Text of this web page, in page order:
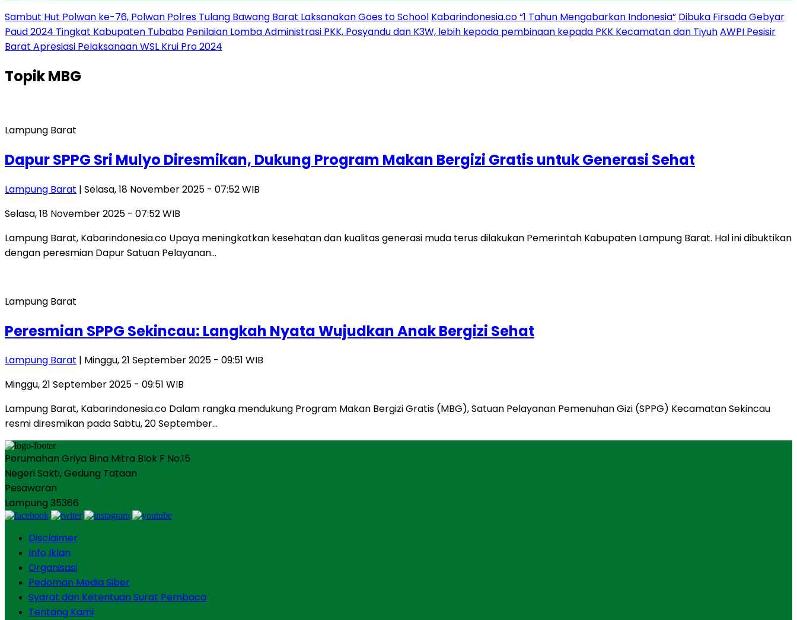
Sambut Hut Polwan ke-76, Polwan Polres Tulang Bawang Barat Laksanakan Goes to School Kabarindonesia.co “1 Tahun Mengabarkan Indonesia” Dibuka Firsada Gebyar
Paud 2024 Tingkat Kabupaten Tubaba Penilaian Lomba Administrasi PKK, Posyandu dan K3W, lebih kepada pembinaan kepada PKK Kecamatan dan TiyuhAWPI Pesisir
Barat Apresiasi Pelaksanaan WSL Krui Pro 2024
TopikMBG
Lampung Barat
Dapur SPPG Sri Mulyo Diresmikan, Dukung Program Makan Bergizi Gratis untuk Generasi Sehat
Lampung Barat | Selasa, 18 November 2025 - 07:52 WIB
Selasa, 18 November 2025 - 07:52 WIB
Lampung Barat, Kabarindonesia.co Upaya meningkatkan kesehatan dan kualitas generasi muda terus dilakukan Pemerintah Kabupaten Lampung Barat. Hal ini dibuktikan
dengan peresmian Dapur Satuan Pelayanan…
Lampung Barat
Peresmian SPPG Sekincau: Langkah Nyata Wujudkan Anak Bergizi Sehat
Lampung Barat | Minggu, 21 September 2025 - 09:51 WIB
Minggu, 21 September 2025 - 09:51 WIB
Lampung Barat, Kabarindonesia.co Dalam rangka mendukung Program Makan Bergizi Gratis (MBG), Satuan Pelayanan Pemenuhan Gizi (SPPG) Kecamatan Sekincau
resmi diresmikan pada Sabtu, 20 September…
Perumahan Griya Bina Mitra Blok F No.15
Negeri Sakti, Gedung Tataan
Pesawaran
Lampung 35366
Disclaimer
Info Iklan
Organisasi
Pedoman Media Siber
Syarat dan Ketentuan Surat Pembaca
Tentang Kami